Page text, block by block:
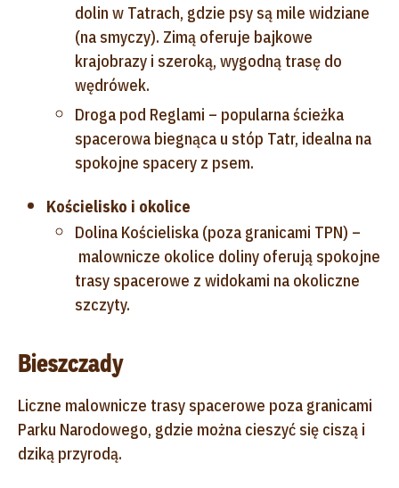
dolin w Tatrach, gdzie psy są mile widziane
(na smyczy). Zimą oferuje bajkowe
krajobrazy i szeroką, wygodną trasę do
wędrówek.
Droga pod Reglami – popularna ścieżka
spacerowa biegnąca u stóp Tatr, idealna na
spokojne spacery z psem.
Kościelisko i okolice
Dolina Kościeliska (poza granicami TPN) –
malownicze okolice doliny oferują spokojne
trasy spacerowe z widokami na okoliczne
szczyty.
Bieszczady
Liczne malownicze trasy spacerowe poza granicami
Parku Narodowego, gdzie można cieszyć się ciszą i
dziką przyrodą.